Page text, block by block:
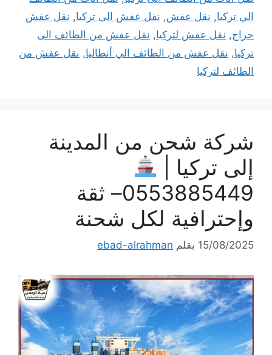
الي تركيا, نقل عفش, نقل عفش الى تركيا, نقل عفش
حراج, نقل عفش لتركيا, نقل عفش من الطائف الى
تركيا, نقل عفش من الطائف الي أنطاليا, نقل عفش من
الطائف لتركيا
شركة شحن من المدينة
إلى تركيا |
0553885449– ثقة
وإحترافية لكل شحنة
15/08/2025 بقلم ebad-alrahman